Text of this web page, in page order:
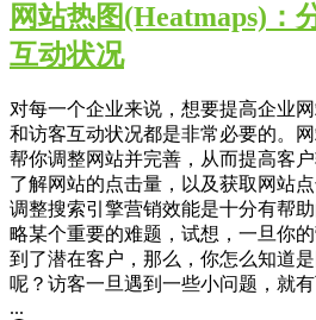
网站热图(Heatmaps)：
互动状况
对每一个企业来说，想要提高企业
和访客互动状况都是非常必要的。网
帮你调整网站并完善，从而提高客
了解网站的点击量，以及获取网站
调整搜索引擎营销效能是十分有帮
略某个重要的难题，试想，一旦你
到了潜在客户，那么，你怎么知道
呢？访客一旦遇到一些小问题，就
...